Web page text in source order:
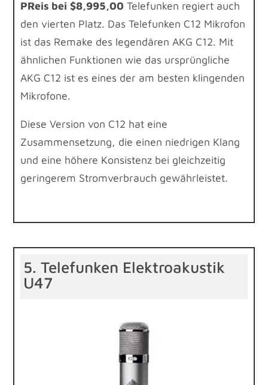
PReis bei $8,995,00 Telefunken regiert auch
den vierten Platz. Das Telefunken C12 Mikrofon
ist das Remake des legendären AKG C12. Mit
ähnlichen Funktionen wie das ursprüngliche
AKG C12 ist es eines der am besten klingenden
Mikrofone.
Diese Version von C12 hat eine
Zusammensetzung, die einen niedrigen Klang
und eine höhere Konsistenz bei gleichzeitig
geringerem Stromverbrauch gewährleistet.
5. Telefunken Elektroakustik
U47